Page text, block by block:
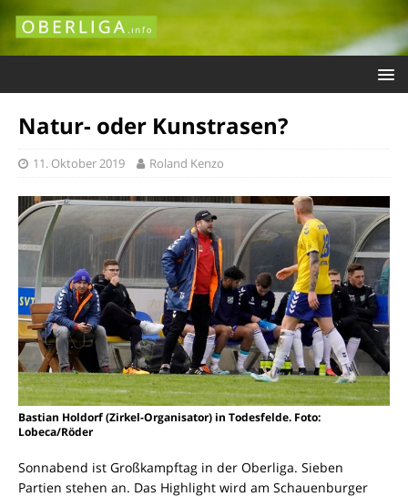
Natur- oder Kunstrasen?
11. Oktober 2019 Roland Kenzo
Bastian Holdorf (Zirkel-Organisator) in Todesfelde. Foto:
Lobeca/Röder
Sonnabend ist Großkampftag in der Oberliga. Sieben
Partien stehen an. Das Highlight wird am Schauenburger